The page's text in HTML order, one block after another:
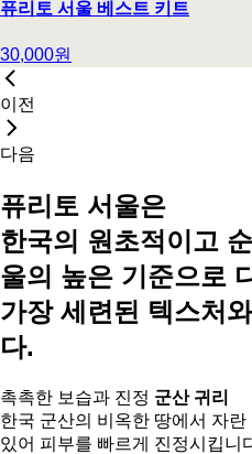
퓨리토 서울 베스트 키트
30,000원
이전
다음
퓨리토 서울은
한국의 원초적이고
울의 높은 기준으로
가장 세련된 텍스처
다.
촉촉한 보습과 진정 군산 귀리
한국 군산의 비옥한 땅에서 자
있어 피부를 빠르게 진정시킵니